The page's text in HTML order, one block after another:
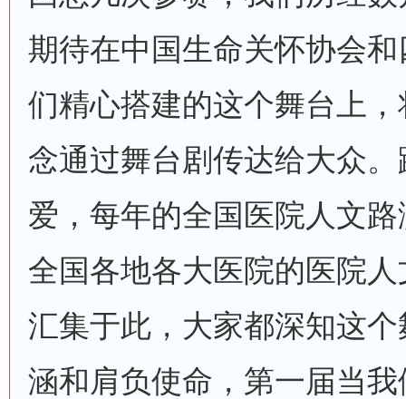
期待在中国生命关怀协会
们精心搭建的这个舞台上
念通过舞台剧传达给大众
爱，每年的全国医院人文
全国各地各大医院的医院
汇集于此，大家都深知这
涵和肩负使命，第一届当